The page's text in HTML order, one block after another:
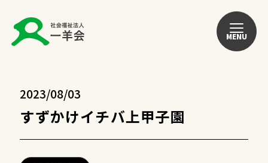
MENU
2023/08/03
すずかけイチバ上甲子園